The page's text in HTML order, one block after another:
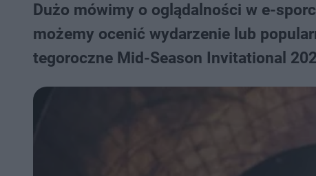
Dużo mówimy o oglądalności w e-
możemy ocenić wydarzenie lub
tegoroczne Mid-Season Invitational